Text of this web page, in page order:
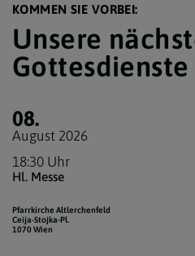
KOMMEN SIE VORBEI:
Unsere
Gottesdienste
08.
August 2026
18:30 Uhr
Hl. Messe
Pfarrkirche Altlerchenfeld
Ceija-Stojka-Pl.
1070 Wien